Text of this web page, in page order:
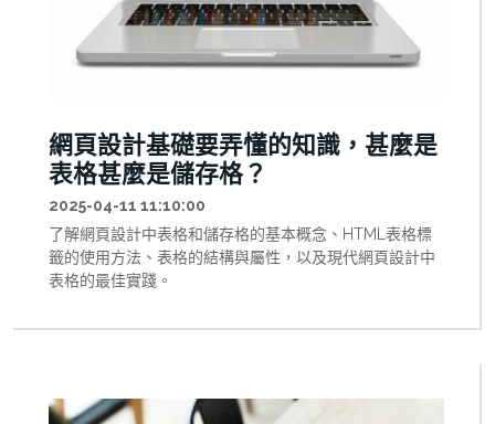
等專業法律術語，而非「買斷」這個商業用語。 了解網站
程式設計軟體著作權讓與(俗稱買斷)的各種考量、優缺點以
及開放原始碼軟體的權利義務，為您的網站設計專案做出
網頁設計基礎要弄懂的知識，甚麼是
表格甚麼是儲存格？
2025-04-11 11:10:00
了解網頁設計中表格和儲存格的基本概念、HTML表格標
籤的使用方法、表格的結構與屬性，以及現代網頁設計中
表格的最佳實踐。